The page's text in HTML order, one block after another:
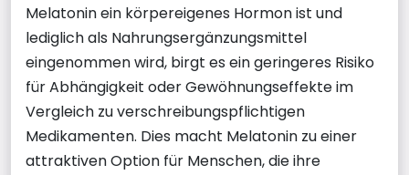
Melatonin ein körpereigenes Hormon ist und
lediglich als Nahrungsergänzungsmittel
eingenommen wird, birgt es ein geringeres Risiko
für Abhängigkeit oder Gewöhnungseffekte im
Vergleich zu verschreibungspflichtigen
Medikamenten. Dies macht Melatonin zu einer
attraktiven Option für Menschen, die ihre